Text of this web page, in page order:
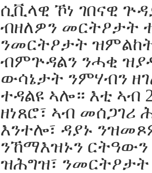
ሲቪላዊ ኾነ ገበናዊ
ብዘለዎን መርትዖታት
ንመርትዖታት
ብምጕዳልን ንሓቂ
ውሳኔታት ንምሃብን
ተዳልዩ ኣሎ። እቲ ኣብ
ዘነጸሮ፣ ኣብ መሰጋገሪ
እንተሎ፣ ዳያኑ
ንኸማእዝኑን ርትዓውን
ዝሕግዝ፣